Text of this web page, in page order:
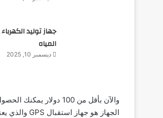
جهاز توليد
المياه
ديسمبر 10, 2025
والآن بأقل من 100
الجهاز هو جهاز استقبال GPS والذي يعني نظام تحديد الموقع Global Positioning System.